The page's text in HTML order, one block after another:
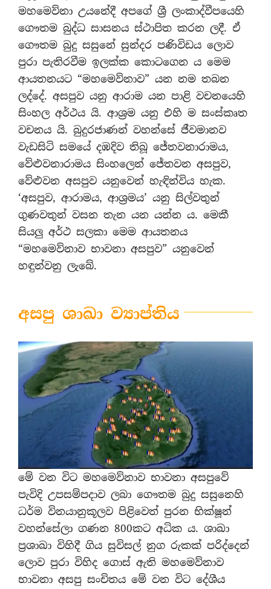
මහමෙව්නා උයනේදී අපගේ ශ්‍රී ලංකාද්වීපයෙහි
ගෞතම බුද්ධ සාසනය ස්ථාපිත කරන ලදී. ඒ
ගෞතම බුදු සසුනේ සුන්දර පණිවිඩය ලොව
පුරා පැතිරවීම ඉලක්ක කොටගෙන ය මෙම
ආයතනයට “මහමෙව්නාව” යන නම තබන
ලද්දේ. අසපුව යනු ආරාම යන පාළි වචනයෙහි
සිංහල අර්ථය යි. ආශ්‍රම යනු එහි ම සංස්කෘත
වචනය යි. බුදුරජාණන් වහන්සේ ජීවමානව
වැඩසිටි සමයේ දඹදිව තිබූ ජේතවනාරාමය,
වේළුවනාරාමය සිංහලෙන් ජේතවන අසපුව,
වේළුවන අසපුව යනුවෙන් හැඳින්විය හැක.
‘අසපුව, ආරාමය, ආශ්‍රමය’ යනු සිල්වතුන්
ගුණවතුන් වසන තැන යන යන්න ය. මෙකී
සියලු අර්ථ සලකා මෙම ආයතනය
“මහමෙව්නාව භාවනා අසපුව” යනුවෙන්
හඳුන්වනු ලැබේ.
අසපු ශාඛා ව්‍යාප්තිය
මේ වන විට මහමෙව්නාව භාවනා අසපුවේ
පැවිදි උපසම්පදාව ලබා ගෞතම බුදු සසුනෙහි
ධර්ම විනයානුකූලව පිළිවෙත් පුරන භික්ෂූන්
වහන්සේලා ගණන 800කට අධික ය. ශාඛා
ප්‍රශාඛා විහිදී ගිය සුවිසල් නුග රුකක් පරිද්දෙන්
ලොව පුරා විහිද ගොස් ඇති මහමෙව්නාව
භාවනා අසපු සංචිතය මේ වන විට දේශීය